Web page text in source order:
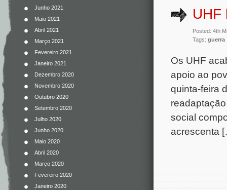
Junho 2021
Maio 2021
Abril 2021
Março 2021
Fevereiro 2021
Janeiro 2021
Dezembro 2020
Novembro 2020
Outubro 2020
Setembro 2020
Julho 2020
Junho 2020
Maio 2020
Abril 2020
Março 2020
Fevereiro 2020
Janeiro 2020
UHF
Posted: 4th
Tags: guerra
Os UHF
apoio ao
quinta-feira
social
acrescenta